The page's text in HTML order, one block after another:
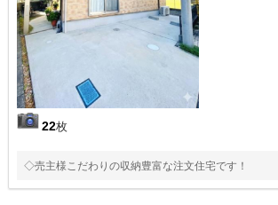
22枚
◇売主様こだわりの収納豊富な注文住宅です！